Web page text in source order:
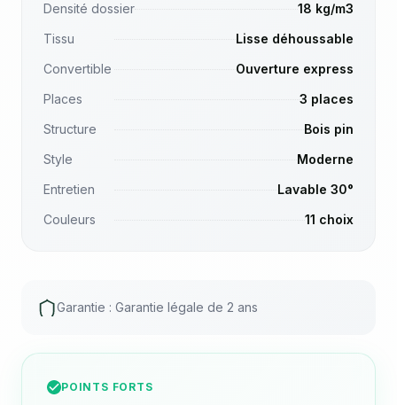
Densité dossier
18 kg/m3
Tissu
Lisse déhoussable
Convertible
Ouverture express
Places
3 places
Structure
Bois pin
Style
Moderne
Entretien
Lavable 30°
Couleurs
11 choix
Garantie : Garantie légale de 2 ans
POINTS FORTS